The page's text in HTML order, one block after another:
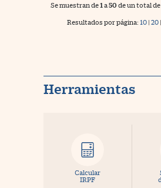
Se muestran de1 a50 de un total de
Resultados por página: 10 | 20 |
Herramientas
Calcular
IRPF